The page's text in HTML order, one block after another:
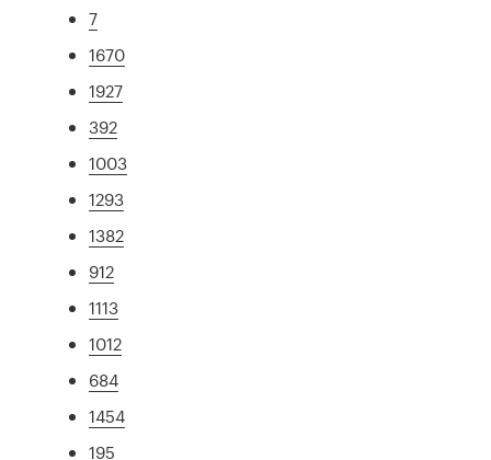
7
1670
1927
392
1003
1293
1382
912
1113
1012
684
1454
195